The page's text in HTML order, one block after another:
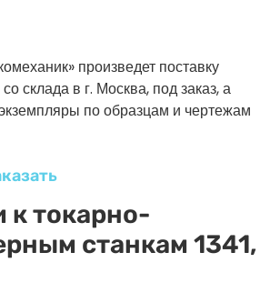
произведет поставку
склада в г. Москва, под заказ, а
по образцам и чертежам
к токарно-
станкам 1341,